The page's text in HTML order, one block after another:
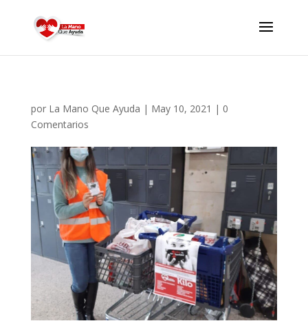
por La Mano Que Ayuda | May 10, 2021 | 0
Comentarios